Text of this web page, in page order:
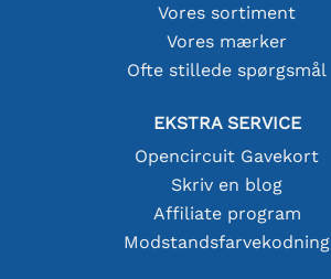
Vores sortiment
Vores mærker
Ofte stillede spørgsmål
EKSTRA SERVICE
Opencircuit Gavekort
Skriv en blog
Affiliate program
Modstandsfarvekodning